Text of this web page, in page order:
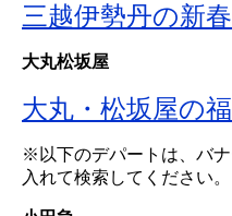
三越伊勢丹の新
大丸松坂屋
大丸・松坂屋の
※以下のデパートは、バナ
入れて検索してください。